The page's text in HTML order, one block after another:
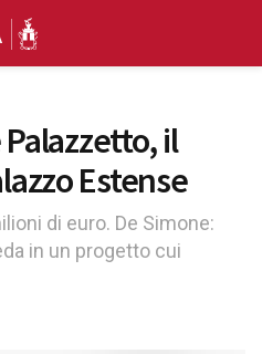
il
Estense
di euro. De Simone:
in un progetto cui